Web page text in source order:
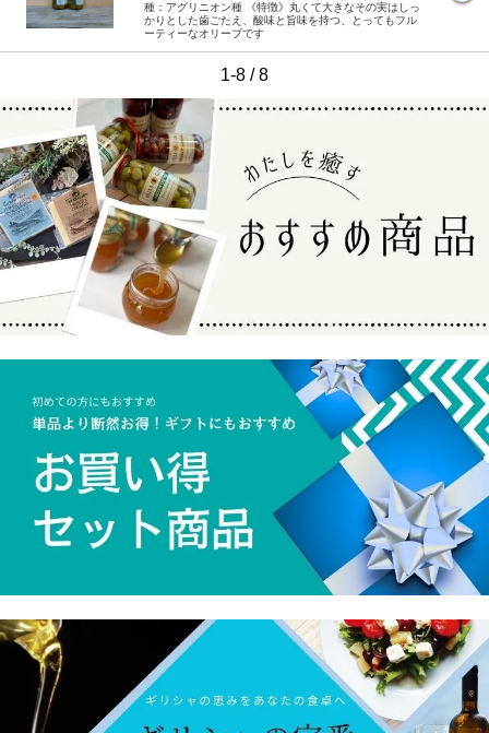
種：アグリニオン種 《特徴》丸くて大きなその実はしっ
かりとした歯ごたえ、酸味と旨味を持つ、とってもフル
ーティーなオリーブです
1-8 / 8